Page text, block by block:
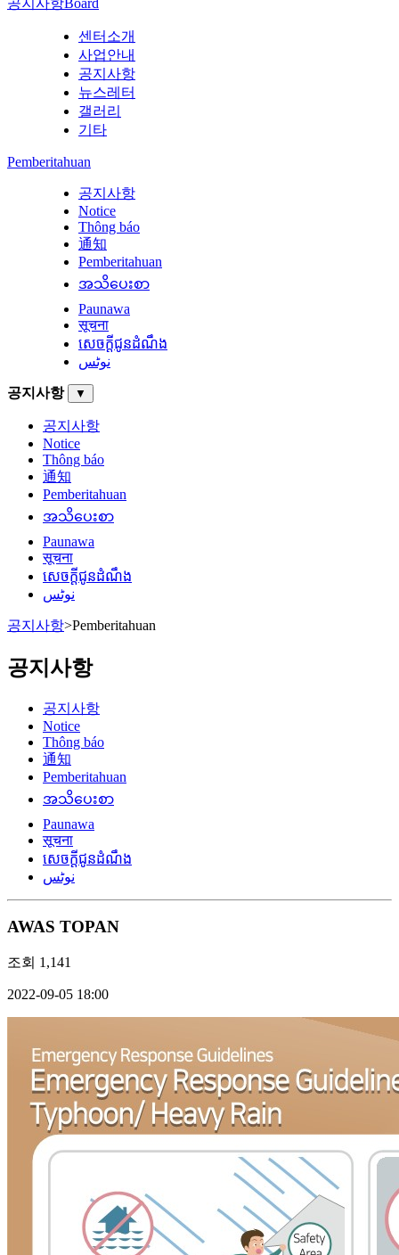
센터소개
사업안내
공지사항
뉴스레터
갤러리
기타
Pemberitahuan
공지사항
Notice
Thông báo
通知
Pemberitahuan
အသိပေးစာ
Paunawa
सूचना
សេចក្តីជូនដំណឹង
نوٹس
공지사항 ▼
공지사항
Notice
Thông báo
通知
Pemberitahuan
အသိပေးစာ
Paunawa
सूचना
សេចក្តីជូនដំណឹង
نوٹس
공지사항>Pemberitahuan
공지사항
공지사항
Notice
Thông báo
通知
Pemberitahuan
အသိပေးစာ
Paunawa
सूचना
សេចក្តីជូនដំណឹង
نوٹس
AWAS TOPAN
조회 1,141
2022-09-05 18:00